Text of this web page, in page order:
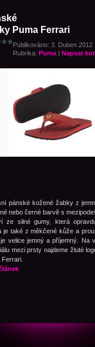
Puma Ferrari
Publikováno: 3. Duben 2012
Rubrika: Puma | Napsat
pánské kožené žabky z
nebo černé barvě s
ze silné gumy, která
je také z měkčené kůže a
velice jemný a příjemný. Na
mezi prsty najdeme žluté
Ferrari.